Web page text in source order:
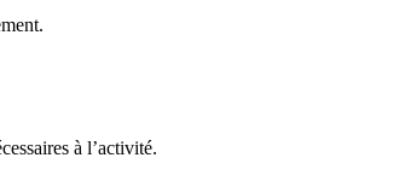
à l’activité.